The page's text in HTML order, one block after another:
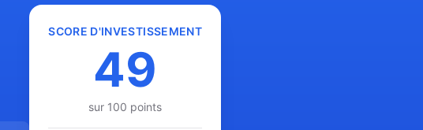
SCORE D'INVESTISSEMENT
49
sur 100 points